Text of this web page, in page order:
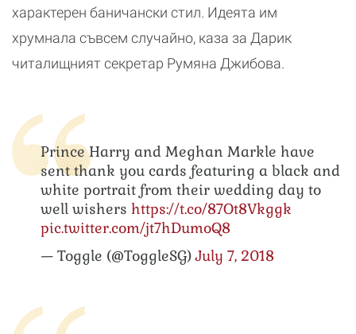
характерен баничански стил. Идеята им
хрумнала съвсем случайно, каза за Дарик
читалищният секретар Румяна Джибова.
Prince Harry and Meghan Markle have
sent thank you cards featuring a black and
white portrait from their wedding day to
well wishers https://t.co/87Ot8Vkggk
pic.twitter.com/jt7hDumoQ8
— Toggle (@ToggleSG)July 7, 2018